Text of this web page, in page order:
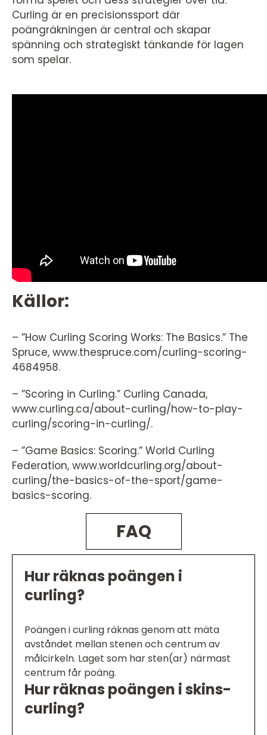
Curling är en precisionssport där
poängräkningen är central och skapar
spänning och strategiskt tänkande för lagen
som spelar.
Källor:
– ”How Curling Scoring Works: The Basics.” The
Spruce, www.thespruce.com/curling-scoring-
4684958.
– ”Scoring in Curling.” Curling Canada,
www.curling.ca/about-curling/how-to-play-
curling/scoring-in-curling/.
– ”Game Basics: Scoring.” World Curling
Federation, www.worldcurling.org/about-
curling/the-basics-of-the-sport/game-
basics-scoring.
FAQ
Hur räknas poängen i
curling?
Poängen i curling räknas genom att mäta
avståndet mellan stenen och centrum av
målcirkeln. Laget som har sten(ar) närmast
centrum får poäng.
Hur räknas poängen i skins-
curling?